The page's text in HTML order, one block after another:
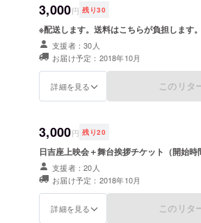
3,000円 残り30
※配送します。送料はこちらが負担します。
支援者：30人
お届け予定：2018年10月
詳細を見る このリタ
3,000円 残り20
日吉座上映会＋舞台挨拶チケット（開始時
支援者：20人
お届け予定：2018年10月
詳細を見る このリタ